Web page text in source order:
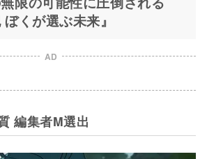
ぼくが選ぶ未来』
AD
編集者M選出